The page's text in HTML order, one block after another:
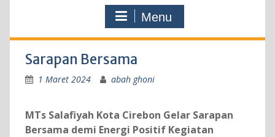
Menu
Sarapan Bersama
1 Maret 2024 abah ghoni
MTs Salafiyah Kota Cirebon Gelar Sarapan
Bersama demi Energi Positif Kegiatan